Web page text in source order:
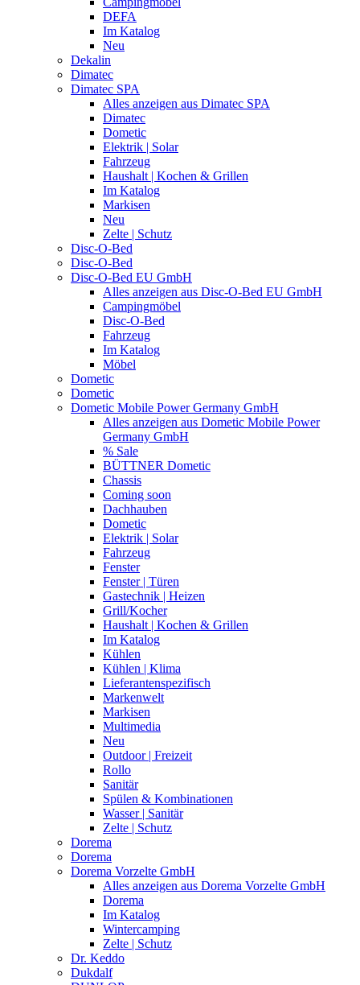
DEFA
Im Katalog
Neu
Dekalin
Dimatec
Dimatec SPA
Alles anzeigen aus Dimatec SPA
Dimatec
Dometic
Elektrik | Solar
Fahrzeug
Haushalt | Kochen & Grillen
Im Katalog
Markisen
Neu
Zelte | Schutz
Disc-O-Bed
Disc-O-Bed
Disc-O-Bed EU GmbH
Alles anzeigen aus Disc-O-Bed EU GmbH
Campingmöbel
Disc-O-Bed
Fahrzeug
Im Katalog
Möbel
Dometic
Dometic
Dometic Mobile Power Germany GmbH
Alles anzeigen aus Dometic Mobile Power
Germany GmbH
% Sale
BÜTTNER Dometic
Chassis
Coming soon
Dachhauben
Dometic
Elektrik | Solar
Fahrzeug
Fenster
Fenster | Türen
Gastechnik | Heizen
Grill/Kocher
Haushalt | Kochen & Grillen
Im Katalog
Kühlen
Kühlen | Klima
Lieferantenspezifisch
Markenwelt
Markisen
Multimedia
Neu
Outdoor | Freizeit
Rollo
Sanitär
Spülen & Kombinationen
Wasser | Sanitär
Zelte | Schutz
Dorema
Dorema
Dorema Vorzelte GmbH
Alles anzeigen aus Dorema Vorzelte GmbH
Dorema
Im Katalog
Wintercamping
Zelte | Schutz
Dr. Keddo
Dukdalf